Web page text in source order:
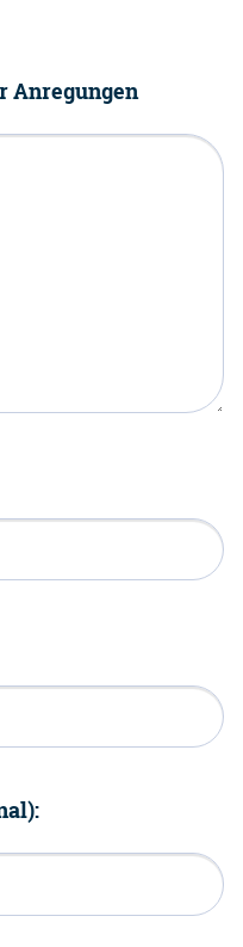
Anregungen